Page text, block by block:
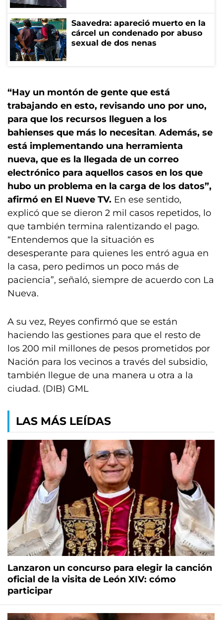
Saavedra: apareció muerto en la
cárcel un condenado por abuso
sexual de dos nenas
“Hay un montón de gente que está
trabajando en esto, revisando uno por uno,
para que los recursos lleguen a los
bahienses que más lo necesitan. Además, se
está implementando una herramienta
nueva, que es la llegada de un correo
electrónico para aquellos casos en los que
hubo un problema en la carga de los datos”,
afirmó en El Nueve TV. En ese sentido,
explicó que se dieron 2 mil casos repetidos, lo
que también termina ralentizando el pago.
“Entendemos que la situación es
desesperante para quienes les entró agua en
la casa, pero pedimos un poco más de
paciencia”, señaló, siempre de acuerdo con La
Nueva.
A su vez, Reyes confirmó que se están
haciendo las gestiones para que el resto de
los 200 mil millones de pesos prometidos por
Nación para los vecinos a través del subsidio,
también llegue de una manera u otra a la
ciudad. (DIB) GML
LAS MÁS LEÍDAS
Lanzaron un concurso para elegir la canción
oficial de la visita de León XIV: cómo
participar